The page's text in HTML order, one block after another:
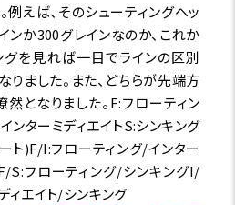
例えば、そのシューティングヘッ
ンか300グレインなのか、これか
グを見れば一目でラインの区別
りました。また、どちらが先端方
となりました。F:フローティン
ンターミディエイトS:シンキング
ト)F/I:フローティング/インター
S:フローティング/シンキングI/
ィエイト/シンキング